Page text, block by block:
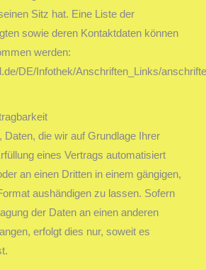
Sitz hat. Eine Liste der
sowie deren Kontaktdaten können
werden:
DE/Infothek/Anschriften_Links/
Daten, die wir auf Grundlage Ihrer
eines Vertrags automatisiert
an einen Dritten in einem gängigen,
aushändigen zu lassen. Sofern
der Daten an einen anderen
erfolgt dies nur, soweit es